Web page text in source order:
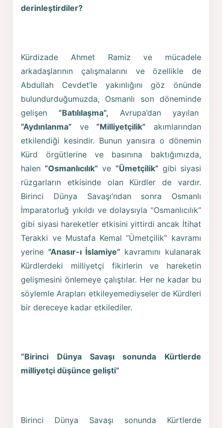
derinleştirdiler?
Kürdizade Ahmet Ramiz ve mücadele
arkadaşlarının çalışmalarını ve özellikle de
Abdullah Cevdet’le yakınlığını göz önünde
bulundurduğumuzda, Osmanlı son döneminde
gelişen“Batılılaşma”, Avrupa’dan yayılan
“Aydınlanma” ve“Milliyetçilik” akımlarından
etkilendiği kesindir. Bunun yanısıra o dönemin
Kürd örgütlerine ve basınına baktığımızda,
halen“Osmanlıcılık” ve “Ümetçilik” gibi siyasi
rüzgarların etkisinde olan Kürdler de vardır.
Birinci Dünya Savaşı’ndan sonra Osmanlı
İmparatorluğ yıkıldı ve dolaysıyla “Osmanlıcılık”
gibi siyasi hareketler etkisini yittirdi ancak İtihat
Terakki ve Mustafa Kemal “Ümetçilik” kavramı
yerine “Anasır-ı İslamiye” kavramını kulanarak
Kürdlerdeki milliyetçi fikirlerin ve hareketin
gelişmesini önlemeye çalıştılar. Her ne kadar bu
söylemle Arapları etkileyemediyseler de Kürdleri
bir dereceye kadar etkilediler.
“Birinci Dünya Savaşı sonunda Kürtlerde
milliyetçi düşünce gelişti”
Birinci Dünya Savaşı sonunda Kürtlerde